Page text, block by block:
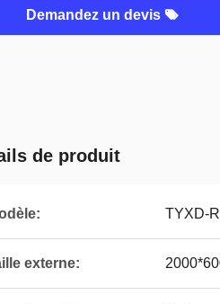
Demandez un devis
de produit
TYXD-
externe: